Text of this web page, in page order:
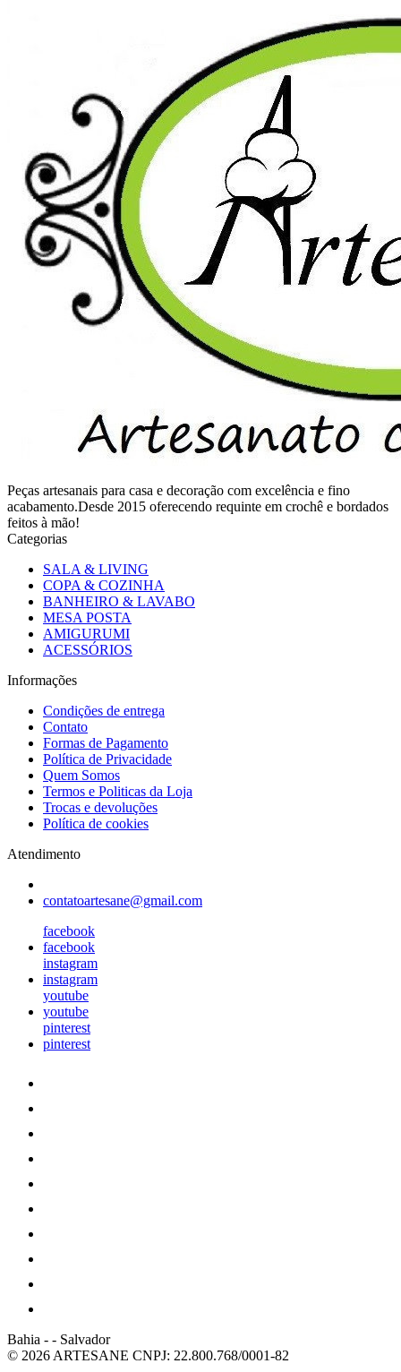
Peças artesanais para casa e decoração com excelência e fino
acabamento.Desde 2015 oferecendo requinte em crochê e bordados
feitos à mão!
Categorias
SALA & LIVING
COPA & COZINHA
BANHEIRO & LAVABO
MESA POSTA
AMIGURUMI
ACESSÓRIOS
Informações
Condições de entrega
Contato
Formas de Pagamento
Política de Privacidade
Quem Somos
Termos e Politicas da Loja
Trocas e devoluções
Política de cookies
Atendimento
contatoartesane@gmail.com
facebook
facebook
instagram
instagram
youtube
youtube
pinterest
pinterest
Bahia - - Salvador
© 2026 ARTESANE CNPJ: 22.800.768/0001-82